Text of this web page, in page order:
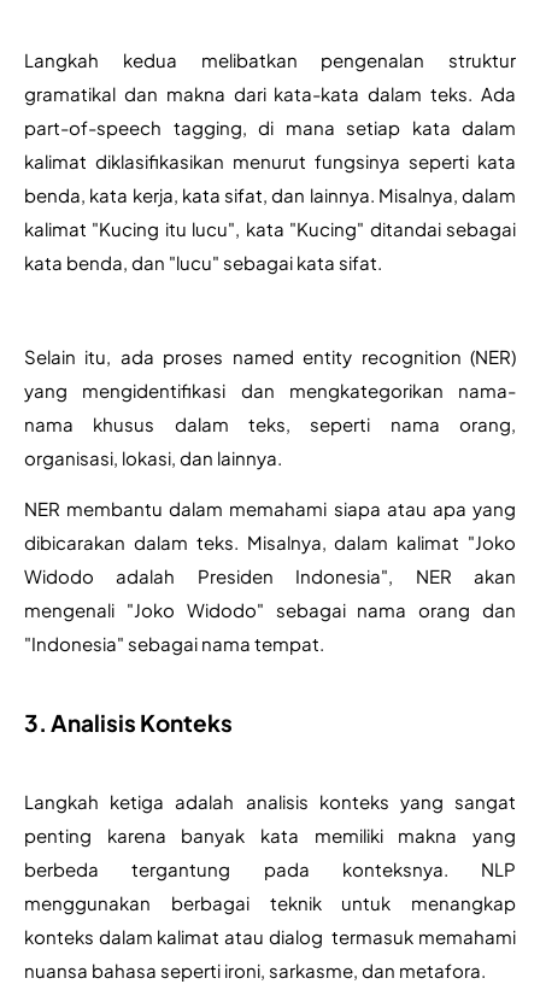
Langkah kedua melibatkan pengenalan struktur
gramatikal dan makna dari kata-kata dalam teks. Ada
part-of-speech tagging, di mana setiap kata dalam
kalimat diklasifikasikan menurut fungsinya seperti kata
benda, kata kerja, kata sifat, dan lainnya. Misalnya, dalam
kalimat "Kucing itu lucu", kata "Kucing" ditandai sebagai
kata benda, dan "lucu" sebagai kata sifat.
Selain itu, ada proses named entity recognition (NER)
yang mengidentifikasi dan mengkategorikan nama-
nama khusus dalam teks, seperti nama orang,
organisasi, lokasi, dan lainnya.
NER membantu dalam memahami siapa atau apa yang
dibicarakan dalam teks. Misalnya, dalam kalimat "Joko
Widodo adalah Presiden Indonesia", NER akan
mengenali "Joko Widodo" sebagai nama orang dan
"Indonesia" sebagai nama tempat.
3. Analisis Konteks
Langkah ketiga adalah analisis konteks yang sangat
penting karena banyak kata memiliki makna yang
berbeda tergantung pada konteksnya. NLP
menggunakan berbagai teknik untuk menangkap
konteks dalam kalimat atau dialog  termasuk memahami
nuansa bahasa seperti ironi, sarkasme, dan metafora.